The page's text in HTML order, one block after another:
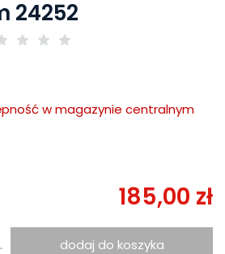
24252
w magazynie centralnym
185,00 zł
dodaj do koszyka